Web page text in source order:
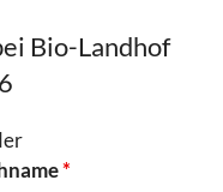
Bio-Landhof
*